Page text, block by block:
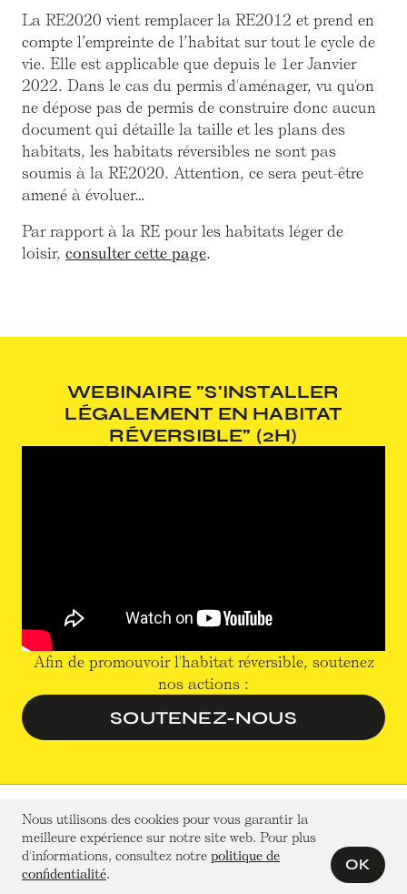
La RE2020 vient remplacer la RE2012 et prend en
compte l’empreinte de l’habitat sur tout le cycle de
vie. Elle est applicable que depuis le 1er Janvier
2022. Dans le cas du permis d'aménager, vu qu'on
ne dépose pas de permis de construire donc aucun
document qui détaille la taille et les plans des
habitats, les habitats réversibles ne sont pas
soumis à la RE2020. Attention, ce sera peut-être
amené à évoluer…
Par rapport à la RE pour les habitats léger de
loisir, consulter cette page.
WEBINAIRE "S'INSTALLER
LÉGALEMENT EN HABITAT
RÉVERSIBLE" (2H)
Afin de promouvoir l'habitat réversible, soutenez
nos actions :
SOUTENEZ-NOUS
Nous utilisons des cookies pour vous garantir la
meilleure expérience sur notre site web. Pour plus
d'informations, consultez notre politique de
confidentialité.
OK